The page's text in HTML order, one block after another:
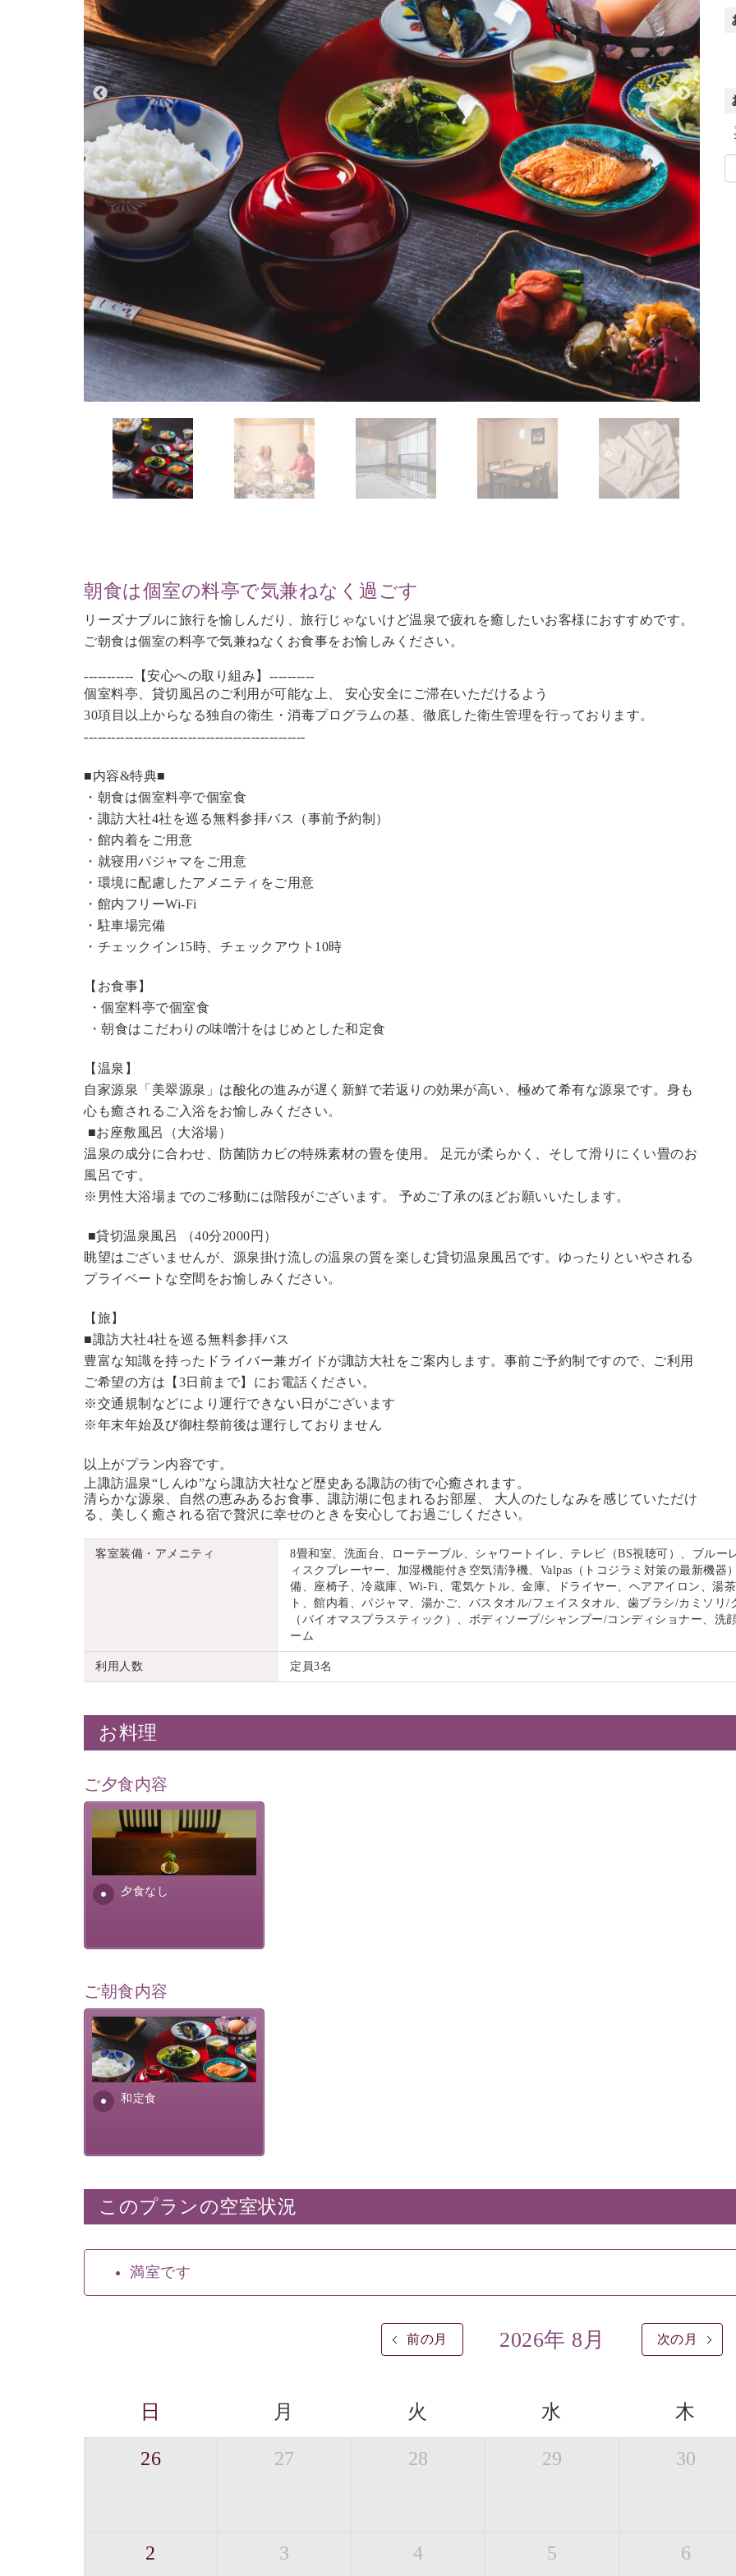
朝食は個室の料亭で気兼ねなく過ごす
リーズナブルに旅行を愉しんだり、旅行じゃないけど温泉で疲れを癒したいお客様におすすめです。
ご朝食は個室の料亭で気兼ねなくお食事をお愉しみください。
-----------【安心への取り組み】----------
個室料亭、貸切風呂のご利用が可能な上、 安心安全にご滞在いただけるよう
30項目以上からなる独自の衛生・消毒プログラムの基、徹底した衛生管理を行っております。
-------------------------------------------------
■内容&特典■
・朝食は個室料亭で個室食
・諏訪大社4社を巡る無料参拝バス（事前予約制）
・館内着をご用意
・就寝用パジャマをご用意
・環境に配慮したアメニティをご用意
・館内フリーWi-Fi
・駐車場完備
・チェックイン15時、チェックアウト10時
【お食事】
・個室料亭で個室食
・朝食はこだわりの味噌汁をはじめとした和定食
【温泉】
自家源泉「美翠源泉」は酸化の進みが遅く新鮮で若返りの効果が高い、極めて希有な源泉です。身も
心も癒されるご入浴をお愉しみください。
■お座敷風呂（大浴場）
温泉の成分に合わせ、防菌防カビの特殊素材の畳を使用。 足元が柔らかく、そして滑りにくい畳のお
風呂です。
※男性大浴場までのご移動には階段がございます。 予めご了承のほどお願いいたします。
■貸切温泉風呂 （40分2000円）
眺望はございませんが、源泉掛け流しの温泉の質を楽しむ貸切温泉風呂です。ゆったりといやされる
プライベートな空間をお愉しみください。
【旅】
■諏訪大社4社を巡る無料参拝バス
豊富な知識を持ったドライバー兼ガイドが諏訪大社をご案内します。 事前ご予約制ですので、ご利用
ご希望の方は【3日前まで】にお電話ください。
※交通規制などにより運行できない日がございます
※年末年始及び御柱祭前後は運行しておりません
以上がプラン内容です。
上諏訪温泉“しんゆ”なら諏訪大社など歴史ある諏訪の街で心癒されます。
清らかな源泉、自然の恵みあるお食事、諏訪湖に包まれるお部屋、 大人のたしなみを感じていただけ
る、美しく癒される宿で贅沢に幸せのときを安心してお過ごしください。
客室装備・アメニティ
8畳和室、洗面台、ローテーブル、シャワートイレ、テレビ（BS視聴可）、ブルー
ィスクプレーヤー、加湿機能付き空気清浄機、Valpas（トコジラミ対策の最新機器
備、座椅子、冷蔵庫、Wi-Fi、電気ケトル、金庫、ドライヤー、ヘアアイロン、湯
ト、館内着、パジャマ、湯かご、バスタオル/フェイスタオル、歯ブラシ/カミソリ/
（バイオマスプラスティック）、ボディソープ/シャンプー/コンディショナー、洗
ーム
利用人数 定員3名
お料理
ご夕食内容
夕食なし
夕食なしご夕食を追加される
場合は、二食付きのプランを
お選びくださいませ。
ご朝食内容
和定食
さっぱりとした和食膳に使わ
れる食材は、諏訪の名産品を
ふんだんに取り入れ、安心・
安全を心掛けた長野県産...
このプランの空室状況
満室です
前の月 2026年 8月 次の月
日 月 火 水 木
26 27 28 29 30
2 3 4 5 6